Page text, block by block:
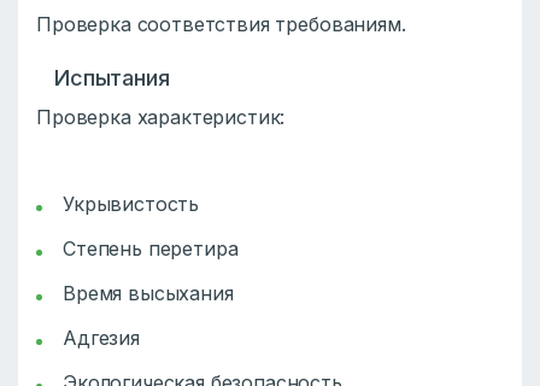
Проверка соответствия требованиям.
Испытания
Проверка характеристик:
Укрывистость
Степень перетира
Время высыхания
Адгезия